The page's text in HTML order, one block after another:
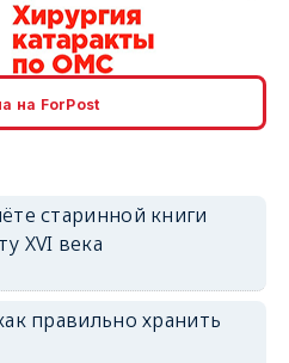
на ForPost
старинной книги
XVI века
правильно хранить